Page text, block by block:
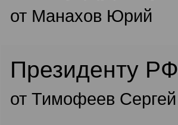
от Манахов Юрий
Президенту РФ
от Тимофеев Сергей